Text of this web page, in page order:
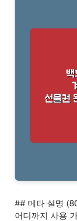
## 메타 설명
어디까지 사용